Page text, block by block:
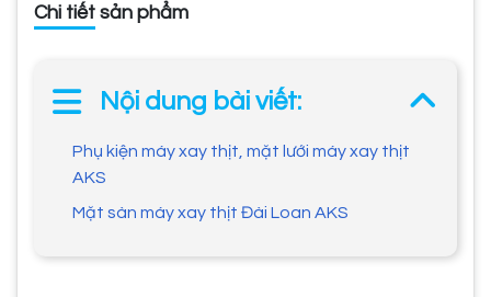
Chi tiết sản phẩm
Nội dung bài viết:
Phụ kiện máy xay thịt, mặt lưới máy xay thịt
AKS
Mặt sàn máy xay thịt Đài Loan AKS